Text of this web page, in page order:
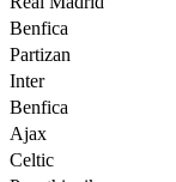
Benfica
Partizan
Inter
Benfica
Ajax
Celtic